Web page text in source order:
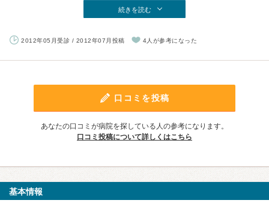
続きを読む
2012年05月受診 / 2012年07月投稿 4人が参考になった
口コミを投稿
あなたの口コミが病院を探している人の参考になります。
口コミ投稿について詳しくはこちら
基本情報